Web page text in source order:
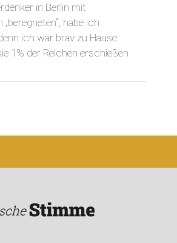
in Berlin mit
„beregneten“, habe ich
ich war brav zu Hause
1% der Reichen erschießen